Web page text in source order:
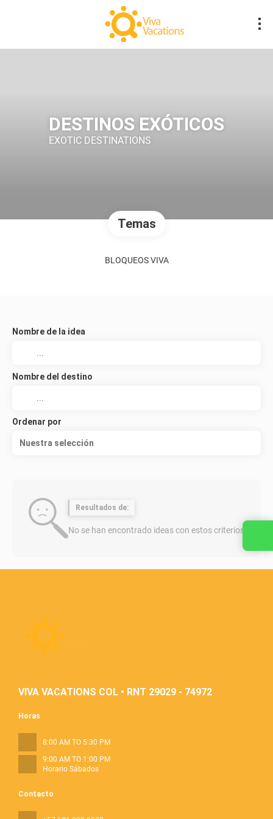
DESTINOS EXÓTICOS
EXOTIC DESTINATIONS
Temas
BLOQUEOS VIVA
Nombre de la idea
Nombre del destino
Ordenar por
Nuestra selección
Resultados de:
No se han encontrado ideas con estos criterios
VIVA VACATIONS COL • RNT 29029 - 74972
Contacto
Horas
8:00 AM TO 5:30 PM
9:00 AM TO 1:00 PM
Horario Sábados